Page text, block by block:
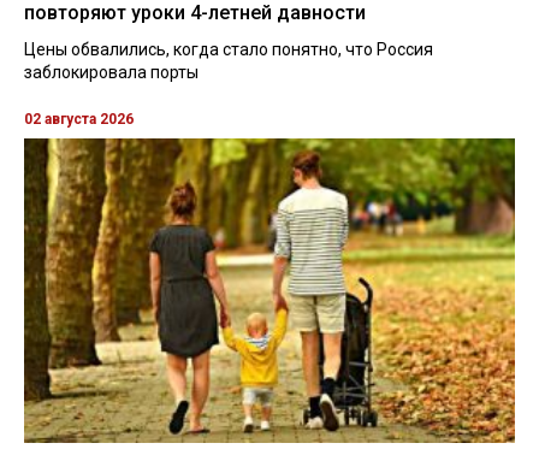
повторяют уроки 4-летней давности
Цены обвалились, когда стало понятно, что Россия
заблокировала порты
02 августа 2026